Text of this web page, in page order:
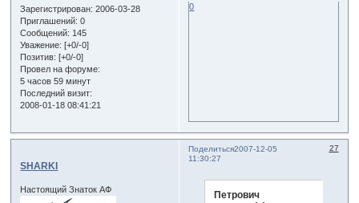
Зарегистрирован: 2006-03-28
Приглашений: 0
Сообщений: 145
Уважение: [+0/-0]
Позитив: [+0/-0]
Провел на форуме:
5 часов 59 минут
Последний визит:
2008-01-18 08:41:21
0
Поделиться 27
2007-12-05
11:30:27
SHARKI
Настоящий Знаток АФ
Петрович